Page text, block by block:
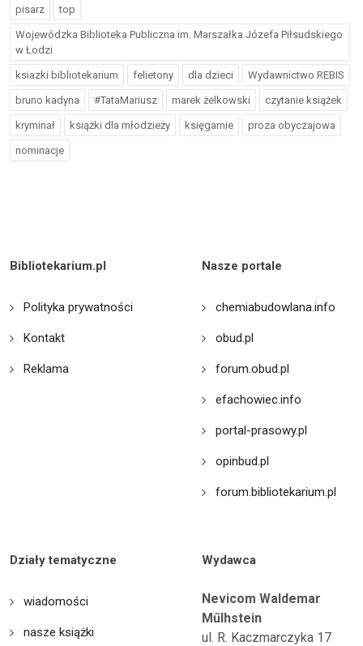
pisarz top
Wojewódzka Biblioteka Publiczna im. Marszałka Józefa Piłsudskiego
w Łodzi
ksiazki bibliotekarium felietony dla dzieci Wydawnictwo REBIS
bruno kadyna #TataMariusz marek żelkowski czytanie książek
kryminał książki dla młodzieży księgarnie proza obyczajowa
nominacje
Bibliotekarium.pl
Polityka prywatności
Kontakt
Reklama
Nasze portale
chemiabudowlana.info
obud.pl
forum.obud.pl
efachowiec.info
portal-prasowy.pl
opinbud.pl
forum.bibliotekarium.pl
Działy tematyczne
wiadomości
nasze książki
Wydawca
Nevicom Waldemar
Műlhstein
ul. R. Kaczmarczyka 17